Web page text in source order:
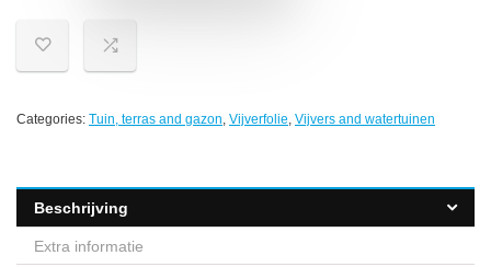
Categories: Tuin, terras and gazon, Vijverfolie, Vijvers and watertuinen
Beschrijving
Extra informatie